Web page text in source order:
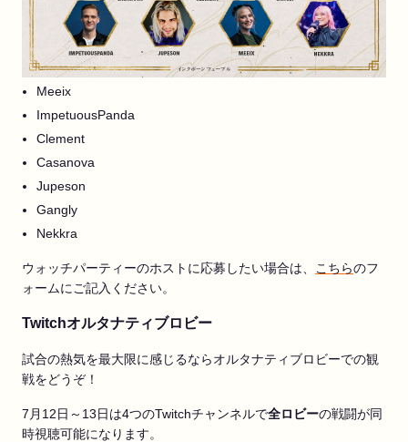
Meeix
ImpetuousPanda
Clement
Casanova
Jupeson
Gangly
Nekkra
ウォッチパーティーのホストに応募したい場合は、 こちらのフ
ォームにご記入ください。
Twitchオルタナティブロビー
試合の熱気を最大限に感じるならオルタナティブロビーでの観
戦をどうぞ！
7月12日～13日は4つのTwitchチャンネルで全ロビーの戦闘が同
時視聴可能になります。